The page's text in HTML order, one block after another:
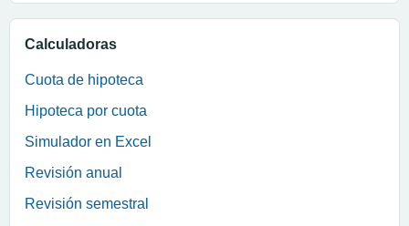
Calculadoras
Cuota de hipoteca
Hipoteca por cuota
Simulador en Excel
Revisión anual
Revisión semestral